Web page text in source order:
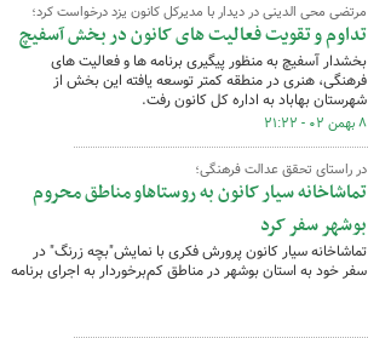
مرتضی محی الدینی در دیدار با مدیرکل کانون یزد درخواست کرد؛
تداوم و تقویت فعالیت های کانون در بخش آسفیچ
بخشدار آسفیچ به منظور پیگیری برنامه‌ ها و فعالیت های
فرهنگی، هنری در منطقه کمتر توسعه یافته این بخش از
شهرستان بهاباد به اداره کل کانون رفت.
۸ بهمن ۰۲ - ۲۱:۲۲
در راستای تحقق عدالت فرهنگی؛
تماشاخانه سیار کانون به روستاهاو مناطق محروم
بوشهر سفر کرد
تماشاخانه سیار کانون پرورش فکری با نمایش"بچه زرنگ" در
سفر خود به استان بوشهر در مناطق کم‌برخوردار به اجرای برنامه